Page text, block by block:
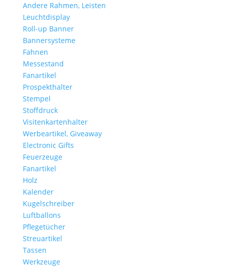
Andere Rahmen, Leisten
Leuchtdisplay
Roll-up Banner
Bannersysteme
Fahnen
Messestand
Fanartikel
Prospekthalter
Stempel
Stoffdruck
Visitenkartenhalter
Werbeartikel, Giveaway
Electronic Gifts
Feuerzeuge
Fanartikel
Holz
Kalender
Kugelschreiber
Luftballons
Pflegetücher
Streuartikel
Tassen
Werkzeuge